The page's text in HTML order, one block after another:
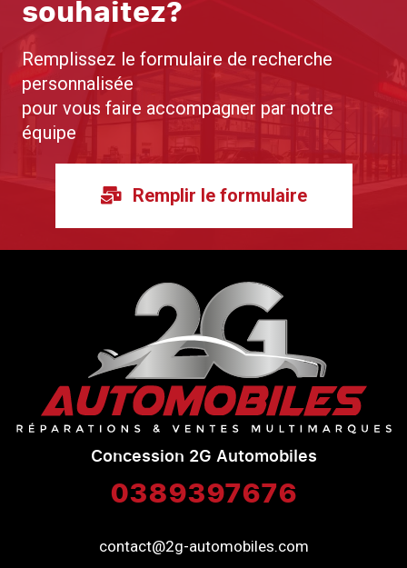
souhaitez?
Remplissez le formulaire de recherche
personnalisée
pour vous faire accompagner par notre
équipe
Remplir le formulaire
Concession 2G Automobiles
0389397676
contact@2g-automobiles.com